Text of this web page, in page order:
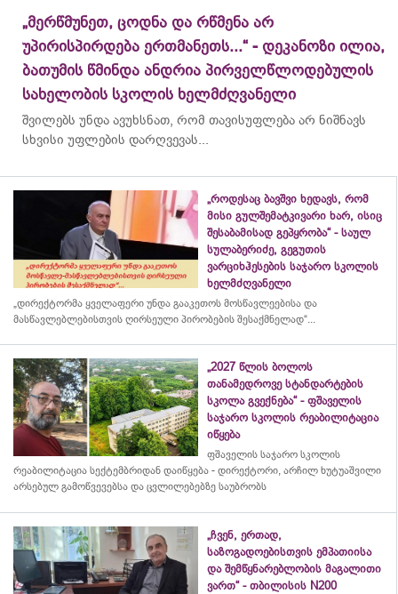
„მერწმუნეთ, ცოდნა და რწმენა არ
უპირისპირდება ერთმანეთს...“ - დეკანოზი ილია,
ბათუმის წმინდა ანდრია პირველწლოდებულის
სახელობის სკოლის ხელმძღვანელი
შვილებს უნდა ავუხსნათ, რომ თავისუფლება არ ნიშნავს
სხვისი უფლების დარღვევას...
„როდესაც ბავშვი ხედავს, რომ
მისი გულშემატკივარი ხარ, ისიც
შესაბამისად გეპყრობა“ - საულ
სულაბერიძე, გეგუთის
ვარციხჰესების საჯარო სკოლის
ხელმძღვანელი
„დირექტორმა ყველაფერი უნდა გააკეთოს მოსწავლეებისა და
მასწავლებლებისთვის ღირსეული პირობების შესაქმნელად“...
„2027 წლის ბოლოს
თანამედროვე სტანდარტების
სკოლა გვექნება“ - ფშაველის
საჯარო სკოლის რეაბილიტაცია
იწყება
ფშაველის საჯარო სკოლის
რეაბილიტაცია სექტემბრიდან დაიწყება - დირექტორი, არჩილ ხუტუაშვილი
არსებულ გამოწვევებსა და ცვლილებებზე საუბრობს
„ჩვენ, ერთად,
საზოგადოებისთვის ემპათიისა
და შემწყნარებლობის მაგალითი
ვართ“ - თბილისის N200